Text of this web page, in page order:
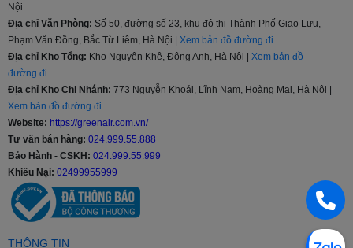
Nội
Địa chỉ Văn Phòng: Số 50, đường số 23, khu đô thị Thành Phố Giao Lưu,
Phạm Văn Đồng, Bắc Từ Liêm, Hà Nội | Xem bản đồ đường đi
Địa chỉ Kho Tổng: Kho Nguyên Khê, Đông Anh, Hà Nội | Xem bản đồ
đường đi
Địa chỉ Kho Chi Nhánh: 773 Nguyễn Khoái, Lĩnh Nam, Hoàng Mai, Hà Nội |
Xem bản đồ đường đi
Website: https://greenair.com.vn/
Tư vấn bán hàng: 024.999.55.888
Bảo Hành - CSKH: 024.999.55.999
Khiếu Nại: 02499955999
THÔNG TIN